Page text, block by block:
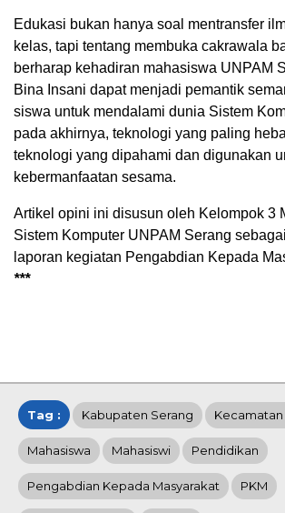
Edukasi bukan hanya soal mentransfer
kelas, tapi tentang membuka cakrawala
berharap kehadiran mahasiswa UNPAM
Bina Insani dapat menjadi pemantik
siswa untuk mendalami dunia Sistem
pada akhirnya, teknologi yang paling
teknologi yang dipahami dan digunakan
kebermanfaatan sesama.
Artikel opini ini disusun oleh Kelompok 3
Sistem Komputer UNPAM Serang
laporan kegiatan Pengabdian Kepada
***
Tag : Kabupaten Serang
Mahasiswa Mahasiswi Pendidikan
Pengabdian Kepada Masyarakat PKM